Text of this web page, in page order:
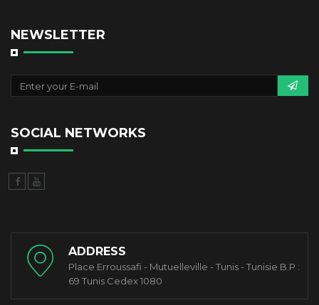
NEWSLETTER
SOCIAL NETWORKS
ADDRESS
Place Erroussafi - Mutuelleville - Tunis - Tunisie B.P :
69 Tunis Cedex 1080